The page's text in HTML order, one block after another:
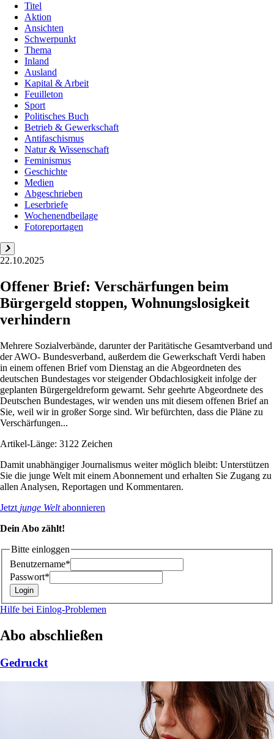
Titel
Aktion
Ansichten
Schwerpunkt
Thema
Inland
Ausland
Kapital & Arbeit
Feuilleton
Sport
Politisches Buch
Betrieb & Gewerkschaft
Antifaschismus
Natur & Wissenschaft
Feminismus
Geschichte
Medien
Abgeschrieben
Leserbriefe
Wochenendbeilage
Fotoreportagen
22.10.2025
Offener Brief: Verschärfungen beim
Bürgergeld stoppen, Wohnungslosigkeit
verhindern
Mehrere Sozialverbände, darunter der Paritätische Gesamtverband und
der AWO- Bundesverband, außerdem die Gewerkschaft Verdi haben
in einem offenen Brief vom Dienstag an die Abgeordneten des
deutschen Bundestages vor steigender Obdachlosigkeit infolge der
geplanten Bürgergeldreform gewarnt. Sehr geehrte Abgeordnete des
Deutschen Bundestages, wir wenden uns mit diesem offenen Brief an
Sie, weil wir in großer Sorge sind. Wir befürchten, dass die Pläne zu
Verschärfungen...
Artikel-Länge: 3122 Zeichen
Damit unabhängiger Journalismus weiter möglich bleibt: Unterstützen
Sie die junge Welt mit einem Abonnement und erhalten Sie Zugang zu
allen Analysen, Reportagen und Kommentaren.
Jetzt junge Weltabonnieren
Dein Abo zählt!
Bitte einloggen
Benutzername*
Passwort*
Hilfe bei Einlog-Problemen
Abo abschließen
Gedruckt